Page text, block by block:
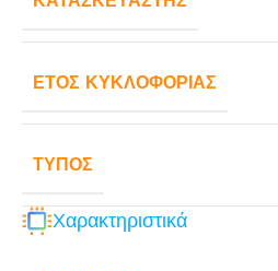
ΈΤΟΣ ΚΥΚΛΟΦΟΡΊΑΣ
ΤΎΠΟΣ
Χαρακτηριστικά